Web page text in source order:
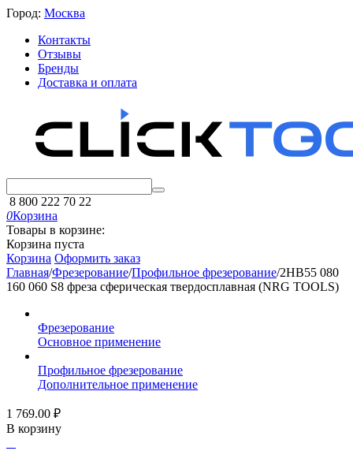
Город: Москва
Контакты
Отзывы
Бренды
Доставка и оплата
8 800 222 70 22
0Корзина
Товары в корзине:
Корзина пуста
Корзина Оформить заказ
Главная/Фрезерование/Профильное фрезерование/2HB55 080
160 060 S8 фреза сферическая твердосплавная (NRG TOOLS)
Фрезерование
Основное применение
Профильное фрезерование
Дополнительное применение
1 769.00 ₽
В корзину